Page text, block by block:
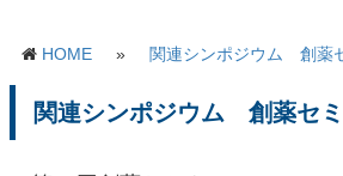
HOME » 関連シンポジウム 創薬
関連シンポジウム 創薬セ